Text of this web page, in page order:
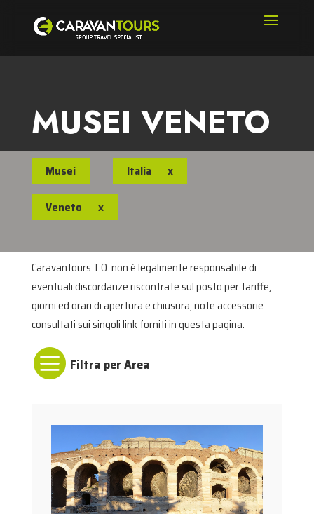
MUSEI VENETO
Musei Italia x
Veneto x
Caravantours T.O. non è legalmente responsabile di
eventuali discordanze riscontrate sul posto per tariffe,
giorni ed orari di apertura e chiusura, note accessorie
consultati sui singoli link forniti in questa pagina.
